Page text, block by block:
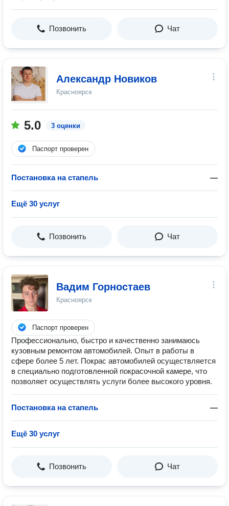
Позвонить Чат
Александр Новиков
Красноярск
5.0 3 оценки
Паспорт проверен
Постановка на стапель —
Ещё 30 услуг
Позвонить Чат
Вадим Горностаев
Красноярск
Паспорт проверен
Профессионально, быстро и качественно занимаюсь
кузовным ремонтом автомобилей. Опыт в работы в
сфере более 5 лет. Покрас автомобилей осуществляется
в специально подготовленной покрасочной камере, что
позволяет осуществлять услуги более высокого уровня.
Постановка на стапель —
Ещё 30 услуг
Позвонить Чат